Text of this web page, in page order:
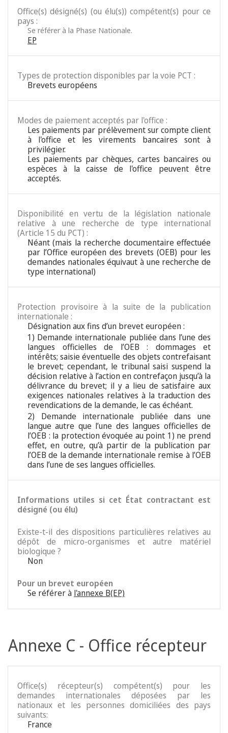
Office(s) désigné(s) (ou élu(s)) compétent(s) pour ce
pays :
Se référer à la Phase Nationale.
EP
Types de protection disponibles par la voie PCT :
Brevets européens
Modes de paiement acceptés par l'office :
Les paiements par prélèvement sur compte client
à l'office et les virements bancaires sont à
privilégier.
Les paiements par chèques, cartes bancaires ou
espèces à la caisse de l'office peuvent être
acceptés.
Disponibilité en vertu de la législation nationale
relative à une recherche de type international
(Article 15 du PCT) :
Néant (mais la recherche documentaire effectuée
par l’Office européen des brevets (OEB) pour les
demandes nationales équivaut à une recherche de
type international)
Protection provisoire à la suite de la publication
internationale :
Désignation aux fins d’un brevet européen :
1) Demande internationale publiée dans l’une des
langues officielles de l’OEB : dommages et
intérêts; saisie éventuelle des objets contrefaisant
le brevet; cependant, le tribunal saisi suspend la
décision relative à l’action en contrefaçon jusqu’à la
délivrance du brevet; il y a lieu de satisfaire aux
exigences nationales relatives à la traduction des
revendications de la demande, le cas échéant.
2) Demande internationale publiée dans une
langue autre que l’une des langues officielles de
l’OEB : la protection évoquée au point 1) ne prend
effet, en outre, qu’à partir de la publication par
l’OEB de la demande internationale remise à l’OEB
dans l’une de ses langues officielles.
Informations utiles si cet État contractant est
désigné (ou élu)
Existe-t-il des dispositions particulières relatives au
dépôt de micro-organismes et autre matériel
biologique ?
Non
Pour un brevet européen
Se référer à l'annexe B(EP)
Annexe C - Office récepteur
Office(s) récepteur(s) compétent(s) pour les
demandes internationales déposées par les
nationaux et les personnes domiciliées des pays
suivants:
France